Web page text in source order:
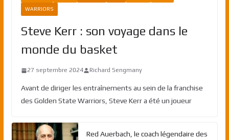
WARRIORS
Steve Kerr : son voyage dans le
monde du basket
27 septembre 2024 Richard Sengmany
Avant de diriger les entraînements au sein de la franchise
des Golden State Warriors, Steve Kerr a été un joueur
Red Auerbach, le coach légendaire des